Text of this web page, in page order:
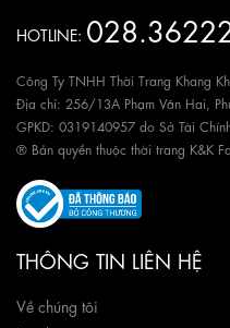
HOTLINE:
Công Ty TNHH Thời Trang Khang
Địa chỉ: 256/13A Phạm Văn Hai,
GPKD: 0319140957 do Sở Tài
® Bản quyền thuộc thời trang K&K
THÔNG TIN LIÊN HỆ
Về chúng tôi